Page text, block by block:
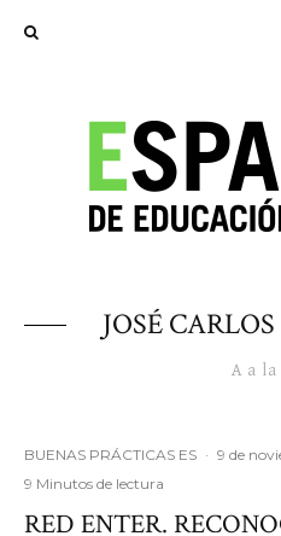
JOSÉ
A a la
BUENAS PRÁCTICAS ES · 9 de
9 Minutos de lectura
RED ENTER.